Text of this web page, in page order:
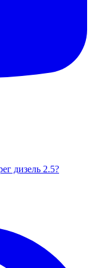
дизель 2.5?